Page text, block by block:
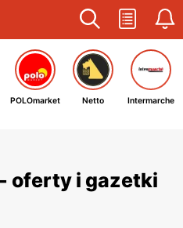
POLOmarket Netto Intermarche
oferty i gazetki